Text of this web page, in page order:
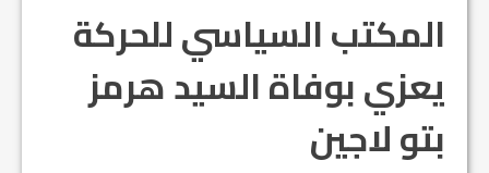
المكتب السياسي للحركة
يعزي بوفاة السيد هرمز
بتو لاجين